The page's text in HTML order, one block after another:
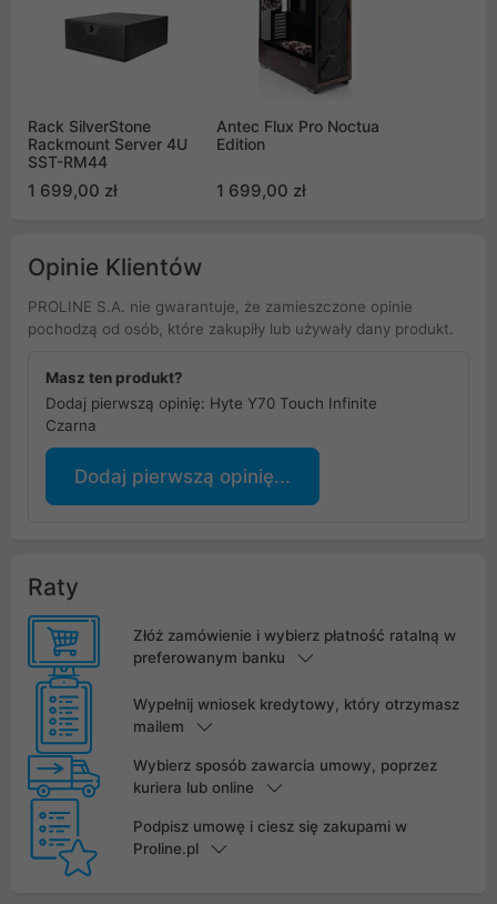
Rack SilverStone
Rackmount Server 4U
SST-RM44
1 699,00 zł
Antec Flux Pro Noctua
Edition
1 699,00 zł
Opinie Klientów
PROLINE S.A. nie gwarantuje, że zamieszczone opinie
pochodzą od osób, które zakupiły lub używały dany produkt.
Masz ten produkt?
Dodaj pierwszą opinię: Hyte Y70 Touch Infinite
Czarna
Dodaj pierwszą opinię...
Raty
Złóż zamówienie i wybierz płatność ratalną w
preferowanym banku
Wypełnij wniosek kredytowy, który otrzymasz
mailem
Wybierz sposób zawarcia umowy, poprzez
kuriera lub online
Podpisz umowę i ciesz się zakupami w
Proline.pl